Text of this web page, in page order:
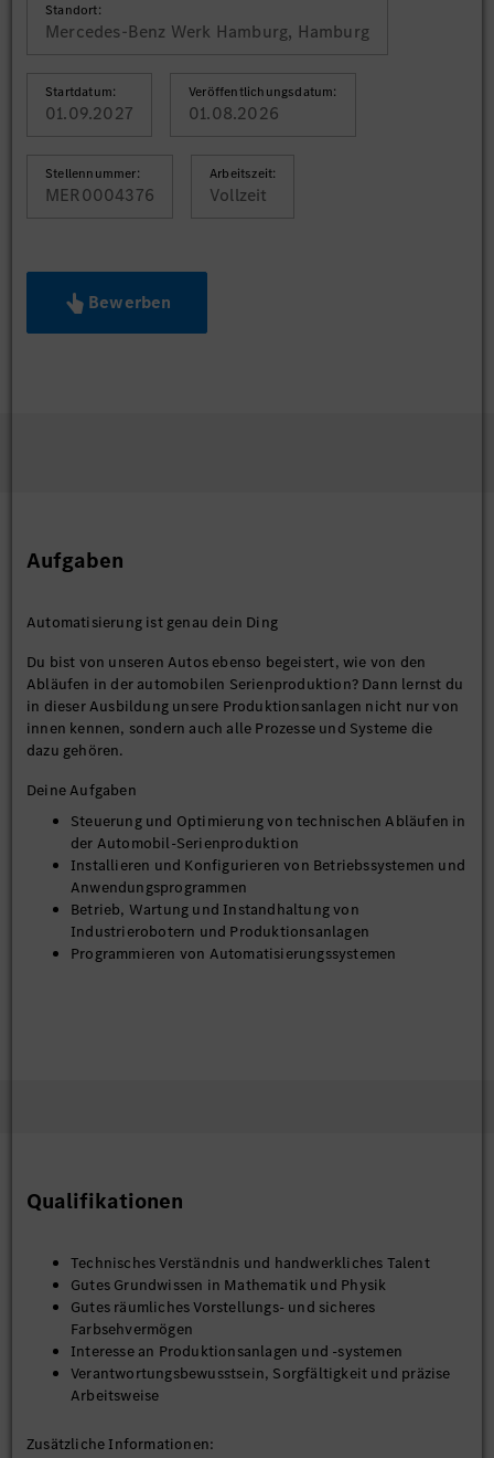
Standort:
Mercedes-Benz Werk Hamburg, Hamburg
Startdatum:
01.09.2027
Veröffentlichungsdatum:
01.08.2026
Stellennummer:
MER0004376
Arbeitszeit:
Vollzeit
Bewerben
Aufgaben
Automatisierung ist genau dein Ding
Du bist von unseren Autos ebenso begeistert, wie von den
Abläufen in der automobilen Serienproduktion? Dann lernst du
in dieser Ausbildung unsere Produktionsanlagen nicht nur von
innen kennen, sondern auch alle Prozesse und Systeme die
dazu gehören.
Deine Aufgaben
Steuerung und Optimierung von technischen Abläufen in
der Automobil-Serienproduktion
Installieren und Konfigurieren von Betriebssystemen und
Anwendungsprogrammen
Betrieb, Wartung und Instandhaltung von
Industrierobotern und Produktionsanlagen
Programmieren von Automatisierungssystemen
Qualifikationen
Technisches Verständnis und handwerkliches Talent
Gutes Grundwissen in Mathematik und Physik
Gutes räumliches Vorstellungs- und sicheres
Farbsehvermögen
Interesse an Produktionsanlagen und -systemen
Verantwortungsbewusstsein, Sorgfältigkeit und präzise
Arbeitsweise
Zusätzliche Informationen: